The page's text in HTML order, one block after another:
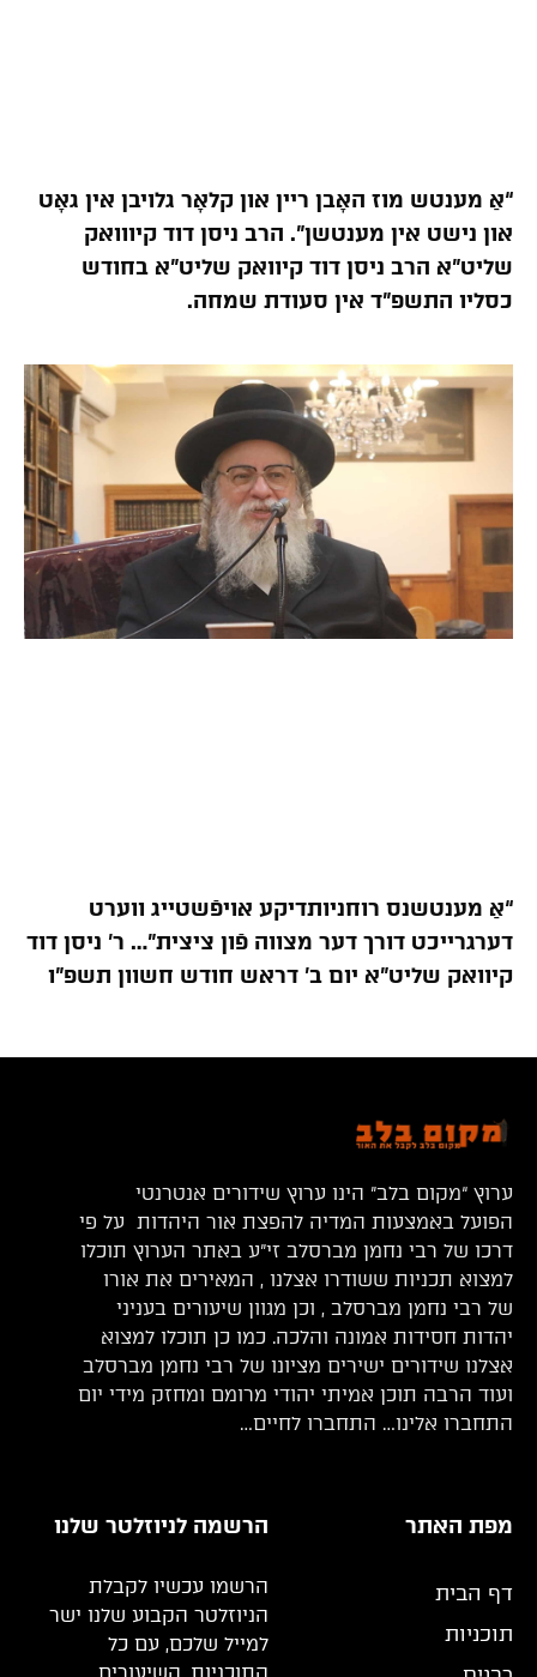
“אַ מענטש מוז האָבן ריין און קלאָר גלויבן אין גאָט
און נישט אין מענטשן”. הרב ניסן דוד קיווואק
שליט”א הרב ניסן דוד קיוואק שליט”א בחודש
כסליו התשפ”ד אין סעודת שמחה.
“אַ מענטשנס רוחניותדיקע אויפֿשטייג ווערט
דערגרייכט דורך דער מצווה פֿון ציצית”… ר’ ניסן דוד
קיוואק שליט”א יום ב’ דראש חודש חשוון תשפ”ו
ערוץ “מקום בלב” הינו ערוץ שידורים אנטרנטי
הפועל באמצעות המדיה להפצת אור היהדות על פי
דרכו של רבי נחמן מברסלב זי”ע באתר הערוץ תוכלו
למצוא תכניות ששודרו אצלנו , המאירים את אורו
של רבי נחמן מברסלב , וכן מגוון שיעורים בעניני
יהדות חסידות אמונה והלכה. כמו כן תוכלו למצוא
אצלנו שידורים ישירים מציונו של רבי נחמן מברסלב
ועוד הרבה תוכן אמיתי יהודי מרומם ומחזק מידי יום
התחברו אלינו… התחברו לחיים…
מפת האתר
דף הבית
תוכניות
הרשמה לניוזלטר שלנו
הרשמו עכשיו לקבלת
הניוזלטר הקבוע שלנו ישר
למייל שלכם, עם כל